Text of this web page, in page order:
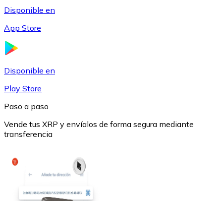
Disponible en
App Store
Disponible en
Play Store
Paso a paso
Vende tus XRP y envíalos de forma segura mediante
transferencia